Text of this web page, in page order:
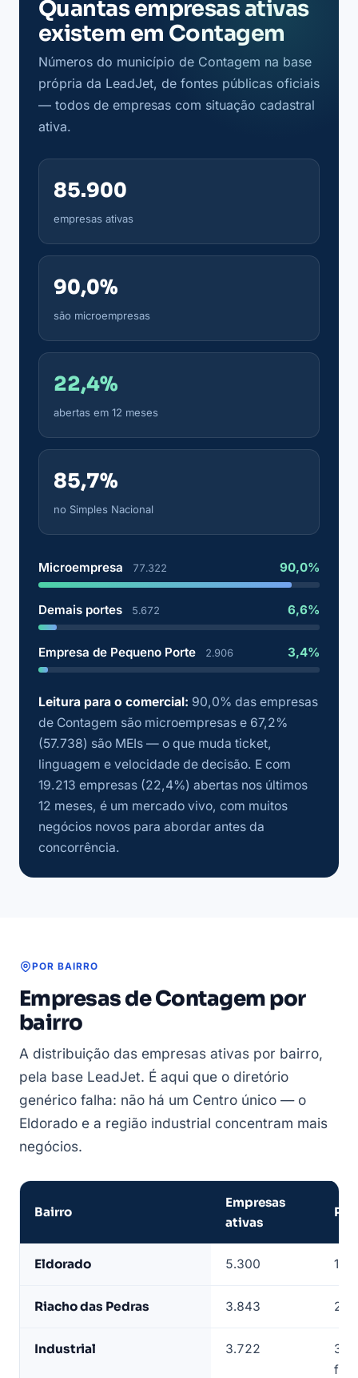
Quantas empresas ativas
existem em Contagem
Números do município de Contagem na base
própria da LeadJet, de fontes públicas oficiais
— todos de empresas com situação cadastral
ativa.
85.900
empresas ativas
90,0%
são microempresas
22,4%
abertas em 12 meses
85,7%
no Simples Nacional
Microempresa 77.322 90,0%
Demais portes 5.672 6,6%
Empresa de Pequeno Porte 2.906 3,4%
Leitura para o comercial: 90,0% das empresas
de Contagem são microempresas e 67,2%
(57.738) são MEIs — o que muda ticket,
linguagem e velocidade de decisão. E com
19.213 empresas (22,4%) abertas nos últimos
12 meses, é um mercado vivo, com muitos
negócios novos para abordar antes da
concorrência.
POR BAIRRO
Empresas de Contagem por
bairro
A distribuição das empresas ativas por bairro,
pela base LeadJet. É aqui que o diretório
genérico falha: não há um Centro único — o
Eldorado e a região industrial concentram mais
negócios.
por
Bairro
Empresas
ativas
Eldorado 5.300 1º
Riacho das Pedras 3.843 2º
Industrial 3.722
3º